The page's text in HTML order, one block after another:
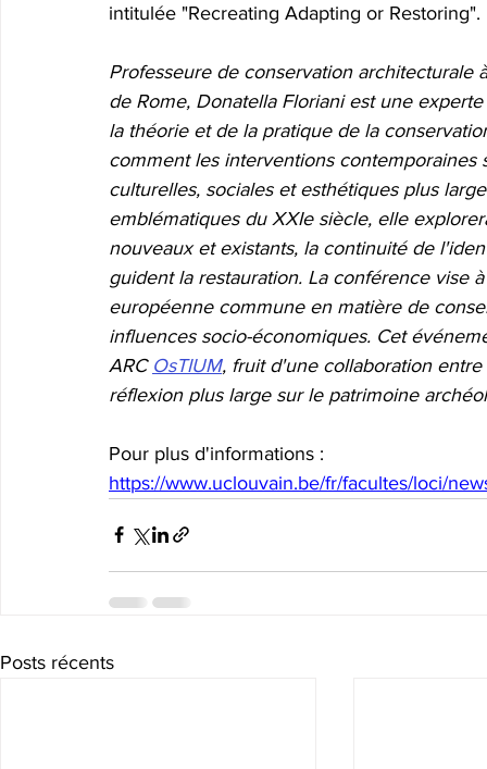
intitulée "Recreating Adapting or Restoring".
Professeure de conservation
de Rome, Donatella Floriani est une
la théorie et de la pratique de la
comment les interventions
culturelles, sociales et esthétiques plus
emblématiques du XXIe siècle, elle
nouveaux et existants, la continuité de
guident la restauration. La conférence vise
européenne commune en matière de
influences socio-économiques. Cet
ARC OsTIUM, fruit d'une collaboration
réflexion plus large sur le patrimoine
Pour plus d'informations :
https://www.uclouvain.be/fr/facultes/loci/
Posts récents